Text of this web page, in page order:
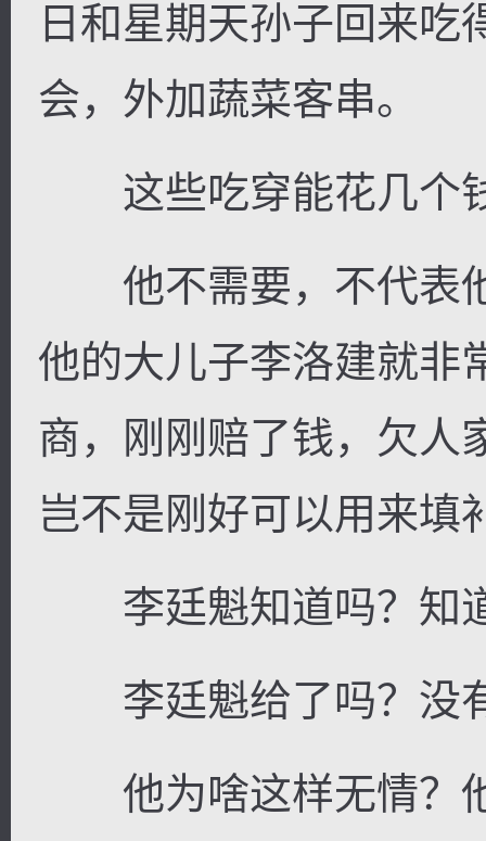
日和星期天孙子回来吃
会，外加蔬菜客串。
这些吃穿能花几个
他不需要，不代表
他的大儿子李洛建就非
商，刚刚赔了钱，欠人
岂不是刚好可以用来填
李廷魁知道吗？知
李廷魁给了吗？没
他为啥这样无情？